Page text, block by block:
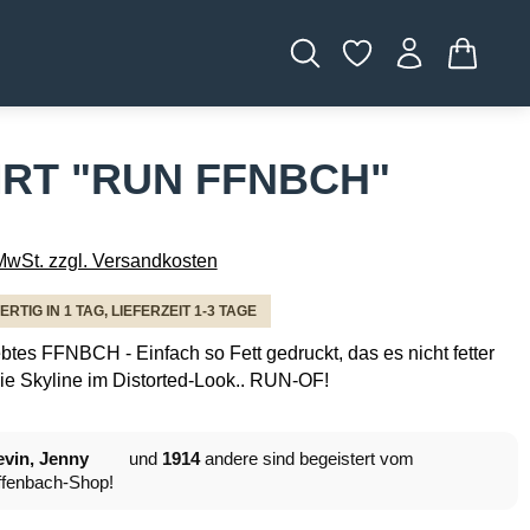
"RUN FFNBCH"
zzgl. Versandkosten
IN 1 TAG, LIEFERZEIT 1-3 TAGE
FFNBCH - Einfach so Fett gedruckt, das es nicht fetter
Skyline im Distorted-Look.. RUN-OF!
Jenny und 1914andere sind begeistert vom
Shop!